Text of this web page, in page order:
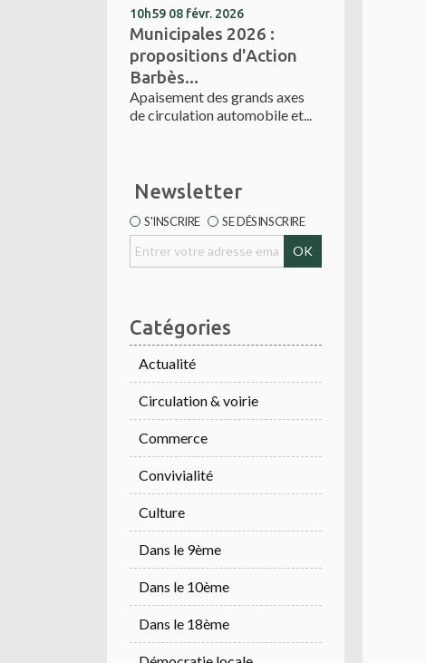
10h59 08 févr. 2026
Municipales 2026 :
propositions d'Action
Barbès...
Apaisement des grands axes
de circulation automobile et...
Newsletter
S'INSCRIRE SE DÉSINSCRIRE
Catégories
Actualité
Circulation & voirie
Commerce
Convivialité
Culture
Dans le 9ème
Dans le 10ème
Dans le 18ème